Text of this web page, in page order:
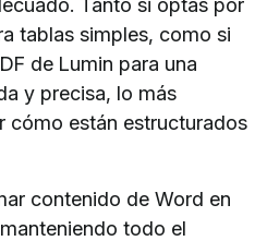
tablas simples, como si
de Lumin para una
y precisa, lo más
cómo están estructurados
contenido de Word en
todo el